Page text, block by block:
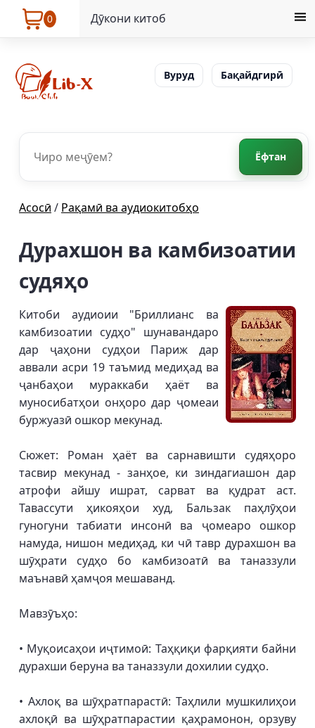
0 Дӯкони китоб
Вуруд Бақайдгирӣ
Ёфтан
Асосӣ / Рақамӣ ва аудиокитобҳо
Дурахшон ва камбизоатии
судяҳо
Китоби аудиоии "Бриллианс ва
камбизоатии судҳо" шунавандаро
дар ҷаҳони судҳои Париж дар
аввали асри 19 таъмид медиҳад ва
ҷанбаҳои мураккаби ҳаёт ва
муносибатҳои онҳоро дар ҷомеаи
буржуазӣ ошкор мекунад.
Сюжет: Роман ҳаёт ва сарнавишти судяҳоро
тасвир мекунад - занҳое, ки зиндагиашон дар
атрофи айшу ишрат, сарват ва қудрат аст.
Тавассути ҳикояҳои худ, Бальзак паҳлӯҳои
гуногуни табиати инсонӣ ва ҷомеаро ошкор
намуда, нишон медиҳад, ки чӣ тавр дурахшон ва
шӯҳрати судҳо бо камбизоатӣ ва таназзули
маънавӣ ҳамҷоя мешаванд.
Мавзӯъҳо:
• Муқоисаҳои иҷтимоӣ: Таҳқиқи фарқияти байни
дурахши беруна ва таназзули дохилии судҳо.
• Ахлоқ ва шӯҳратпарастӣ: Таҳлили мушкилиҳои
ахлоқӣ ва шӯҳратпарастии қаҳрамонон, орзуву